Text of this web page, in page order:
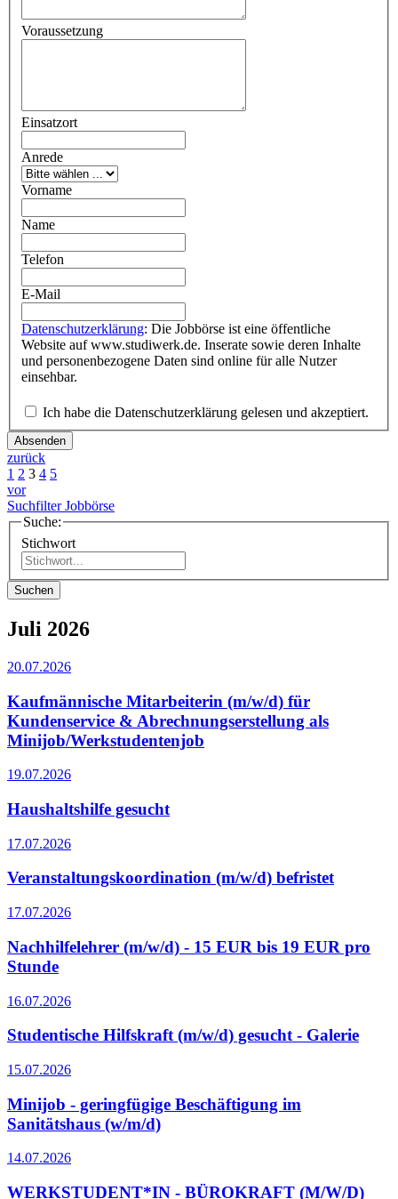
Voraussetzung
Einsatzort
Anrede
Vorname
Name
Telefon
E-Mail
Datenschutzerklärung: Die Jobbörse ist eine öffentliche
Website auf www.studiwerk.de. Inserate sowie deren Inhalte
und personenbezogene Daten sind online für alle Nutzer
einsehbar.
Ich habe die Datenschutzerklärung gelesen und akzeptiert.
Absenden
zurück
1 2 3 4 5
vor
Suchfilter Jobbörse
Suche:
Stichwort
Suchen
Juli 2026
20.07.2026
Kaufmännische Mitarbeiterin (m/w/d) für
Kundenservice & Abrechnungserstellung als
Minijob/Werkstudentenjob
19.07.2026
Haushaltshilfe gesucht
17.07.2026
Veranstaltungskoordination (m/w/d) befristet
17.07.2026
Nachhilfelehrer (m/w/d) - 15 EUR bis 19 EUR pro
Stunde
16.07.2026
Studentische Hilfskraft (m/w/d) gesucht - Galerie
15.07.2026
Minijob - geringfügige Beschäftigung im
Sanitätshaus (w/m/d)
14.07.2026
WERKSTUDENT*IN - BÜROKRAFT (M/W/D)